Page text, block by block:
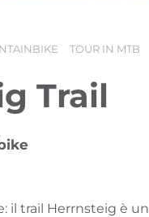
TOUR IN MTB
Trail
trail Herrnsteig è